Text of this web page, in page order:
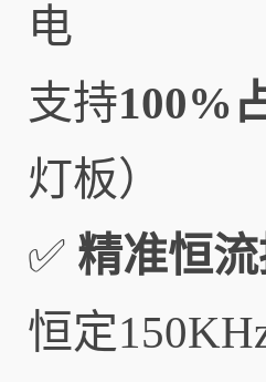
电
支持100%
灯板）
✅ 精准恒流
恒定